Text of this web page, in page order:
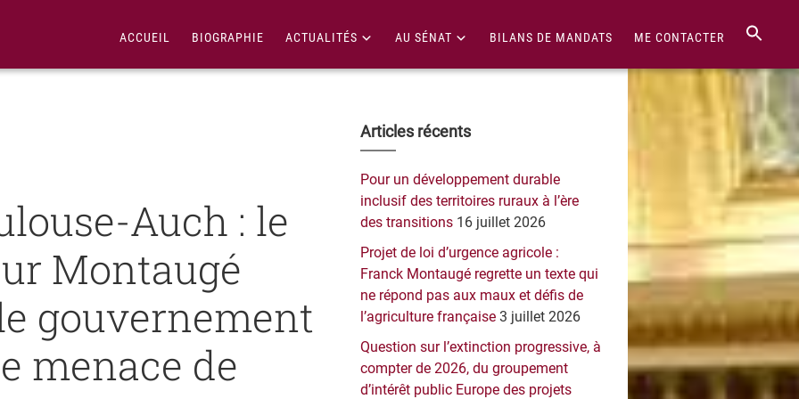
ACCUEIL BIOGRAPHIE ACTUALITÉS AU SÉNAT BILANS DE MANDATS ME CONTACTER
Auch : le
Montaugé
gouvernement
menace de
Barre
latérale
principale
Articles récents
Pour un développement durable
inclusif des territoires ruraux à l’ère
des transitions 16 juillet 2026
Projet de loi d’urgence agricole :
Franck Montaugé regrette un texte qui
ne répond pas aux maux et défis de
l’agriculture française 3 juillet 2026
Question sur l’extinction progressive, à
compter de 2026, du groupement
d’intérêt public Europe des projets